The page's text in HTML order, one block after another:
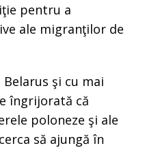
pentru a
ale migranţilor de
Belarus şi cu mai
îngrijorată că
poloneze şi ale
să ajungă în